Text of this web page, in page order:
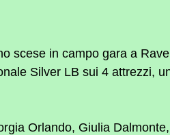
scese in campo gara a
Silver LB sui 4 attrezzi,
Orlando, Giulia